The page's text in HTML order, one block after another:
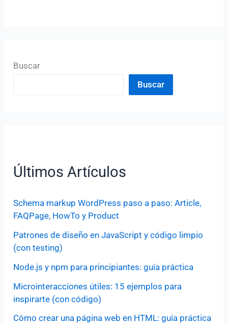
Buscar
Buscar
Últimos Artículos
Schema markup WordPress paso a paso: Article,
FAQPage, HowTo y Product
Patrones de diseño en JavaScript y código limpio
(con testing)
Node.js y npm para principiantes: guía práctica
Microinteracciones útiles: 15 ejemplos para
inspirarte (con código)
Cómo crear una página web en HTML: guía práctica